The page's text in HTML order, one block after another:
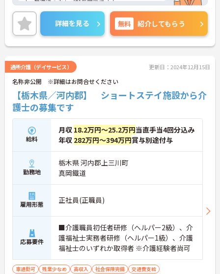
す。無資格の方もご就業可能です♪
ご興味ある方には、面接対策ポイントなど、さらに
詳細をお話しいたしますのでお気軽にご相談くださ
い！
詳細を見る 無料 紹介してもらう
通所介護（デイサービス） 更新日：2024年12月15日
名称非公開 ※詳細はお問合せください
【栃木県／河内郡】 ショートステイ施設から介
護士の募集です
給料
月収 18.2万円～25.2万円当直手当4回分込み
年収 282万円～394万円賞与別途付与
勤務地
栃木県 河内郡上三川町
真岡鐵道
雇用形態 正社員(正職員)
応募要件
■介護職員初任者研修（ヘルパー2級）、介
護福祉士実務者研修（ヘルパー1級）、介護
福祉士のいずれか取得者 ※介護経験者尚可
車通勤可 残業少なめ 高収入 社会保険完備 交通費支給